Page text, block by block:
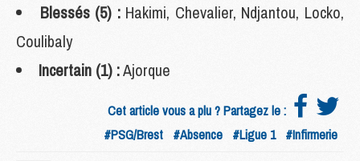
Blessés (5) : Hakimi, Chevalier, Ndjantou, Locko,
Coulibaly
Incertain (1) :Ajorque
Cet article vous a plu ? Partagez le :
#PSG/Brest #Absence #Ligue 1 #Infirmerie